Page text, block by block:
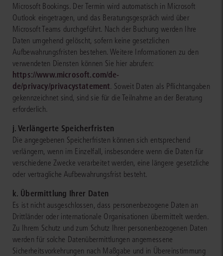
Microsoft Bookings. Der Termin wird automatisch in Microsoft
Outlook eingetragen, und das Beratungsgespräch wird über
Microsoft Teams durchgeführt. Nach der Buchung werden Ihre
Daten umgehend gelöscht, sofern keine gesetzlichen
Aufbewahrungsfristen bestehen. Weitere Informationen zu den
verwendeten Diensten können Sie hier abrufen:
https://www.microsoft.com/de-
de/privacy/privacystatement . Soweit Daten als Pflichtangaben
gekennzeichnet sind, sind sie für die Teilnahme an der Beratung
erforderlich.
j. Verlängerte Speicherfristen
Die angegebenen Speicherfristen können sich entsprechend
verlängern, wenn im Einzelfall, insbesondere wenn die Daten für
verschiedene Zwecke verarbeitet werden, eine längere gesetzliche
oder vertragliche Aufbewahrungsfrist besteht.
k. Übermittlung Ihrer Daten
Es ist nicht ausgeschlossen, dass personenbezogene Daten an
Drittländer oder internationale Organisationen übermittelt werden.
Zu Ihrem Schutz und zum Schutz Ihrer personenbezogenen Daten
werden für solche Datenübermittlungen angemessene
Sicherheitsvorkehrungen nach Maßgabe und in Übereinstimmung